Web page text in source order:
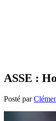
ASSE :
Posté par